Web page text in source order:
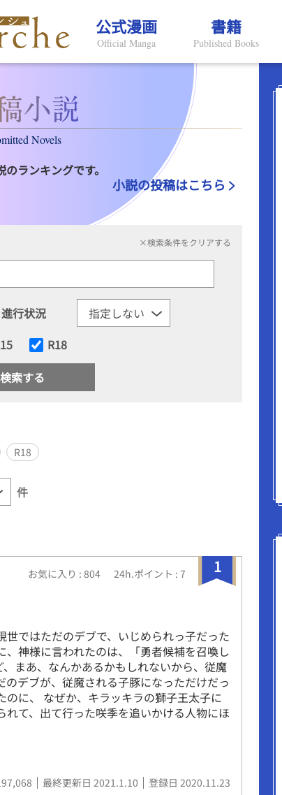
公式漫画
Official Manga
書籍
Published Books
Novels
ランキングです。
小説の投稿はこちら
×検索条件をクリアする
進行状況
R18
R18
件
1
お気に入り : 804 24h.ポイント : 7
ではただのデブで、いじめられっ子だった
神様に言われたのは、「勇者候補を召喚し
まあ、なんかあるかもしれないから、従魔
デブが、従魔される子豚になっただけだっ
に、 なぜか、キラッキラの獅子王太子に
て、出て行った咲季を追いかける人物にほ
最終更新日 2021.1.10 登録日 2020.11.23